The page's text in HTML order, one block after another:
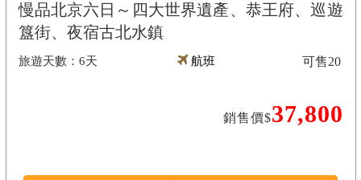
慢品北京六日～四大世界遺產、恭王府、巡遊
簋街、夜宿古北水鎮
6天 航班
銷售價$37,800
可售20